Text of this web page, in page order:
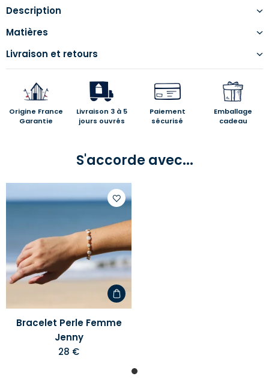
Description
Matières
Livraison et retours
Origine France
Garantie
Livraison 3 à 5
jours ouvrés
Paiement
sécurisé
Emballage
cadeau
S'accorde avec...
à
votre
liste
d'envies
Bracelet Perle Femme
Jenny
28 €